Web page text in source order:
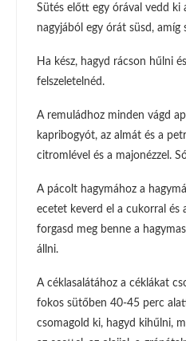
Sütés előtt egy órával vedd
nagyjából egy órát süsd, amíg
Ha kész, hagyd rácson hűlni
felszeletelnéd.
A remuládhoz minden vágd
kapribogyót, az almát és a
citromlével és a majonézzel.
A pácolt hagymához a
ecetet keverd el a cukorral és
forgasd meg benne a
állni.
A céklasalátához a céklákat
fokos sütőben 40-45 perc
csomagold ki, hagyd kihűlni,